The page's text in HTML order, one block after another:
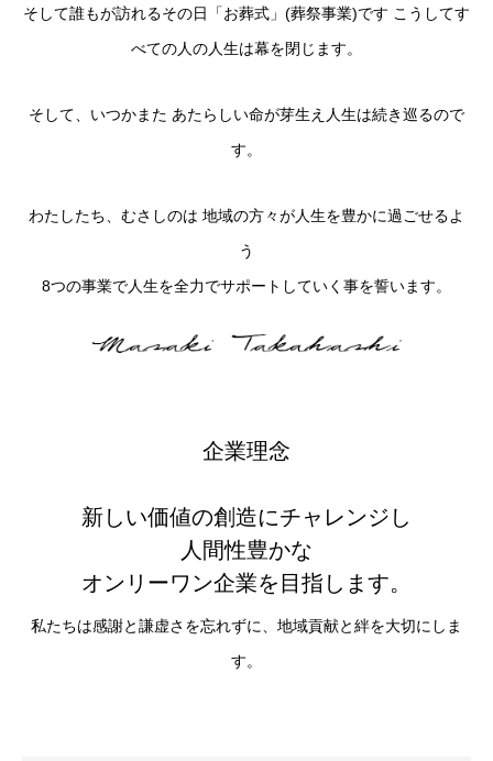
そして誰もが訪れるその日「お葬式」(葬祭事業)です こうしてす
べての人の人生は幕を閉じます。
そして、いつかまた あたらしい命が芽生え人生は続き巡るので
す。
わたしたち、むさしのは 地域の方々が人生を豊かに過ごせるよ
う
8つの事業で人生を全力でサポートしていく事を誓います。
企業理念
新しい価値の創造にチャレンジし
人間性豊かな
オンリーワン企業を目指します。
私たちは感謝と謙虚さを忘れずに、地域貢献と絆を大切にしま
す。